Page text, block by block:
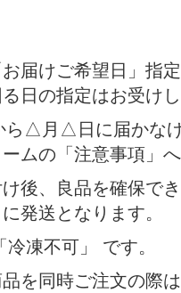
けご希望日」指定
の指定はお受け
△月△日に届かなけ
の「注意事項」へ
、良品を確保でき
送となります。
凍不可」 です。
同時ご注文の際